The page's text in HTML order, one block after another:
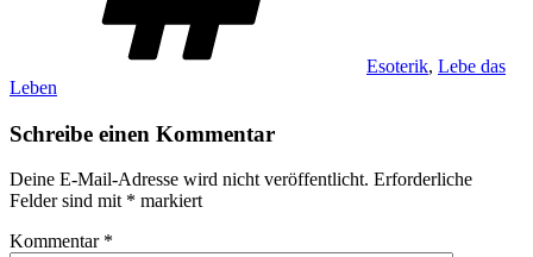
Esoterik, Lebe das
Leben
Schreibe einen Kommentar
Deine E-Mail-Adresse wird nicht veröffentlicht. Erforderliche
Felder sind mit * markiert
Kommentar *